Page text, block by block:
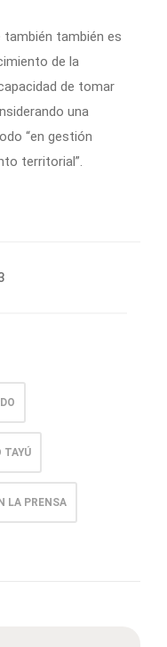
también también es
de la
de tomar
una
“en gestión
territorial”.
TAYÚ
LA PRENSA